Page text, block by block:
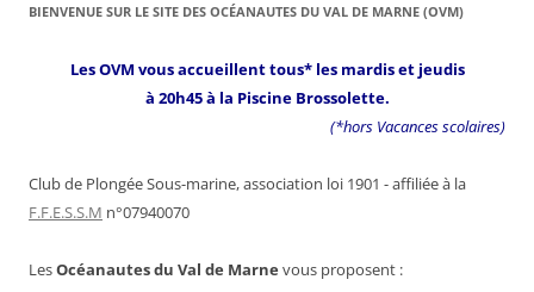
BIENVENUE SUR LE SITE DES OCÉANAUTES DU VAL DE MARNE (OVM)
Les OVM vous accueillent tous* les mardis et jeudis
à 20h45 à la Piscine Brossolette.
(*hors Vacances scolaires)
Club de Plongée Sous-marine, association loi 1901 - affiliée à la
F.F.E.S.S.M n°07940070
LesOcéanautes du Val de Marne vous proposent :